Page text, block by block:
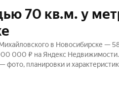
70 кв.м. у
в Новосибирске —
000 ₽ на Яндекс
планировки и